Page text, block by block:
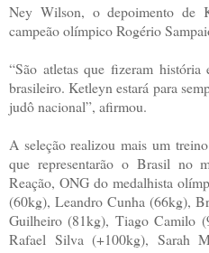
Ney Wilson, o depoimento de
campeão olímpico Rogério
“São atletas que fizeram
brasileiro. Ketleyn estará para
judô nacional”, afirmou.
A seleção realizou mais um
que representarão o Brasil no
Reação, ONG do medalhista
(60kg), Leandro Cunha (66kg),
Guilheiro (81kg), Tiago Camilo
Rafael Silva (+100kg), Sarah